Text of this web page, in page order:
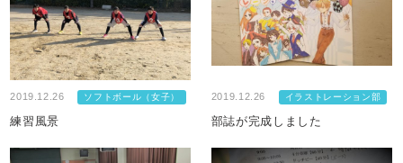
2019.12.26 ソフトボール（女子）
練習風景
2019.12.26 イラストレーション部
部誌が完成しました